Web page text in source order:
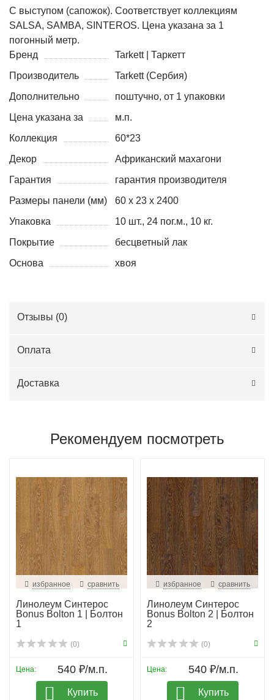
С выступом (сапожок). Соответствует коллекциям
SALSA, SAMBA, SINTEROS. Цена указана за 1
погонный метр.
Бренд
Tarkett | Таркетт
Производитель
Tarkett (Сербия)
Дополнительно
поштучно, от 1 упаковки
Цена указана за
м.п.
Коллекция
60*23
Декор
Африканский махагони
Гарантия
гарантия производителя
Размеры панели (мм)
60 x 23 x 2400
Упаковка
10 шт., 24 пог.м., 10 кг.
Покрытие
бесцветный лак
Основа
хвоя
Отзывы (0)
Оплата
Доставка
Рекомендуем посмотреть
избранное сравнить
Линолеум Синтерос
Bonus Bolton 1 | Болтон
1
(0)
Цена: 540 ₽/м.п.
Купить
избранное сравнить
Линолеум Синтерос
Bonus Bolton 2 | Болтон
2
(0)
Цена: 540 ₽/м.п.
Купить